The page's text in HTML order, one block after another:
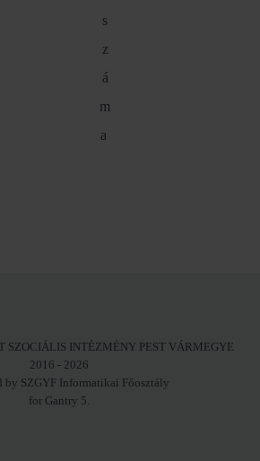
s
z
á
m
a
SZOCIÁLIS INTÉZMÉNY PEST VÁRMEGYE
2016 - 2026
by SZGYF Informatikai Főosztály
for Gantry 5.